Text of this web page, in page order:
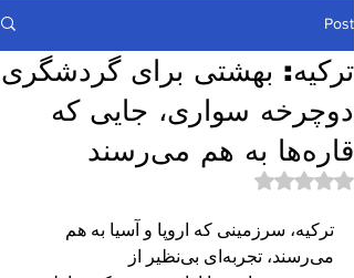
Post
ترکیه: بهشتی برای گردشگری
دوچرخه سواری، جایی که
قاره‌ها به هم می‌رسند
Rated ناعدد out of 5 stars.
ترکیه، سرزمینی که اروپا و آسیا به هم
می‌رسند، تجربه‌ای بی‌نظیر از